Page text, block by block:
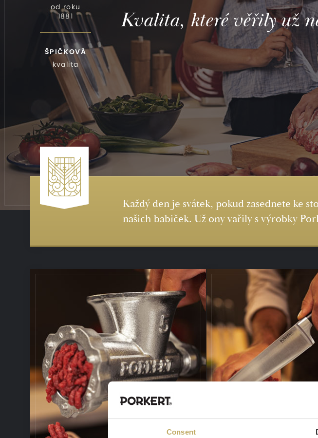
Consent
Kvalita, které věřily už
od roku
1881
ŠPIČKOVÁ
kvalita
Každý den je svátek, pokud zasednete ke
našich babiček. Už ony vařily s výrobky